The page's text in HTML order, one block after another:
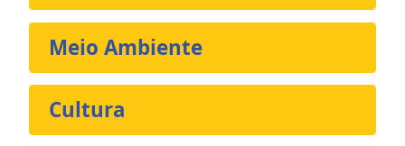
Meio Ambiente
Cultura